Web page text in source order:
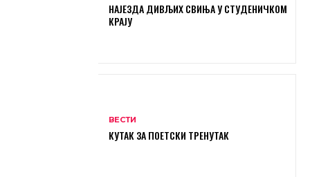
НАЈЕЗДА ДИВЉИХ СВИЊА У СТУДЕНИЧКОМ
КРАЈУ
ВЕСТИ
КУТАК ЗА ПОЕТСКИ ТРЕНУТАК